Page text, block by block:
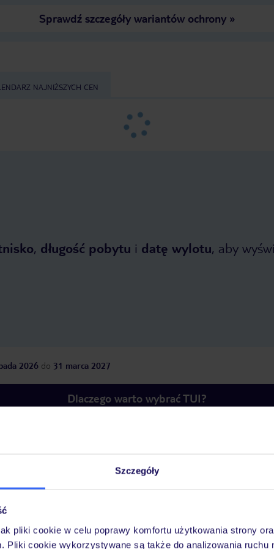
Szczegóły
pliki cookie w celu poprawy komfortu użytkowania strony
Pliki cookie wykorzystywane są także do analizowania ruchu
Sprawdź szczegóły wariantów ochrony»
NAJNIŻSZYCH CEN
, długość pobytu i datę wylotu, aby
2026 do 31 marca 2027
Dlaczego warto wybrać TUI?
Pokoje Wyżywienie Atrakcje